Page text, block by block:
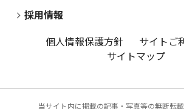
採用情報
個人情報保護方針
サイトご
サイトマップ
当サイト内に掲載の記事・写真等の無断転載